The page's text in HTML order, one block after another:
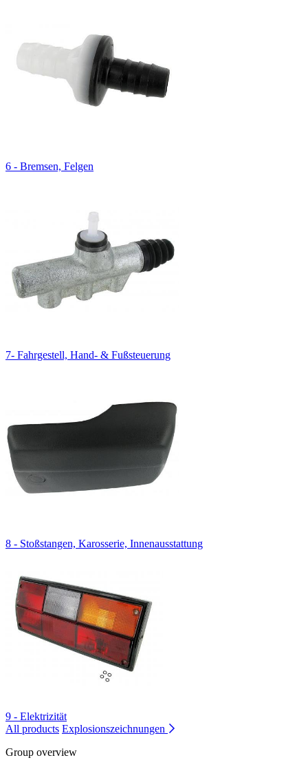
6 - Bremsen, Felgen
7- Fahrgestell, Hand- & Fußsteuerung
8 - Stoßstangen, Karosserie, Innenausstattung
9 - Elektrizität
All products Explosionszeichnungen
Group overview